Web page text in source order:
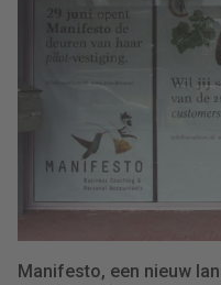
Manifesto, een nieuw